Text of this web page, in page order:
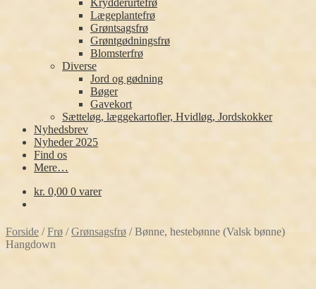
Krydderurtefrø
Lægeplantefrø
Grøntsagsfrø
Grøntgødningsfrø
Blomsterfrø
Diverse
Jord og gødning
Bøger
Gavekort
Sætteløg, læggekartofler, Hvidløg, Jordskokker
Nyhedsbrev
Nyheder 2025
Find os
Mere…
kr. 0,00 0 varer
Forside /Frø /Grønsagsfrø /Bønne, hestebønne (Valsk bønne)
Hangdown